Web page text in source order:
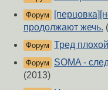
Форум
продолжают жечь.
Форум Тред
Форум
SOMA -
(2013)